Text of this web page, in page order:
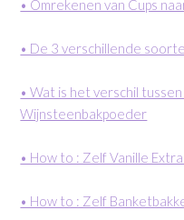
• Omrekenen van Cups
• De 3 verschillende
• Wat is het verschil
Wijnsteenbakpoeder
• How to : Zelf Vanille
• How to : Zelf